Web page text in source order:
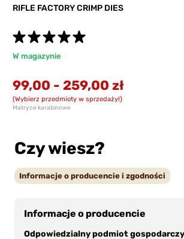
RIFLE FACTORY CRIMP DIES
Matryce karabinowe
W magazynie
99,00 - 259,00 zł
(Wybierz przedmioty w sprzedaży!)
Czy wiesz?
Informacje o producencie i zgodności
Informacje o producencie
Odpowiedzialny podmiot